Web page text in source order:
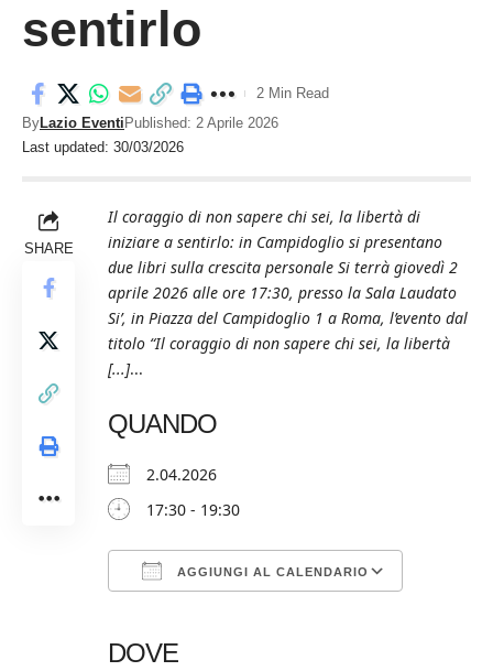
sentirlo
Last updated: 30/03/2026
ByLazio Eventi Published: 2 Aprile 2026
2 Min Read
SHARE
Il coraggio di non sapere chi sei, la libertà di
iniziare a sentirlo: in Campidoglio si presentano
due libri sulla crescita personale Si terrà giovedì 2
aprile 2026 alle ore 17:30, presso la Sala Laudato
Si’, in Piazza del Campidoglio 1 a Roma, l’evento dal
titolo “Il coraggio di non sapere chi sei, la libertà
[...]...
QUANDO
2.04.2026
17:30 - 19:30
AGGIUNGI AL CALENDARIO
DOVE